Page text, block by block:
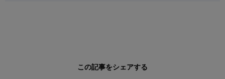
この記事をシェアする